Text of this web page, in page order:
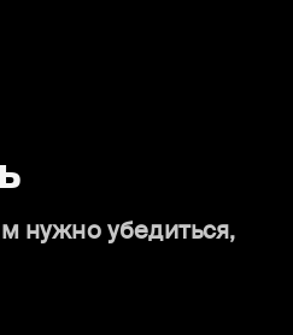
нужно убедиться,